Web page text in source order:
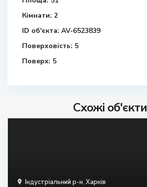
Кімнати: 2
ID об'єкта: AV-6523839
Поверховість: 5
Поверх: 5
Схожі об'єкти
Індустріальний р-н, Харків